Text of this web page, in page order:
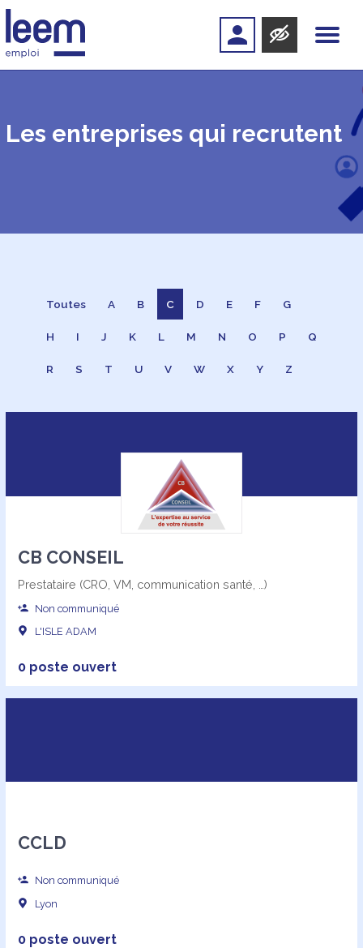
Les entreprises qui recrutent
Toutes A B C D E F G
H I J K L M N O P Q
R S T U V W X Y Z
CB CONSEIL
Prestataire (CRO, VM, communication santé, …)
Non communiqué
L'ISLE ADAM
0 poste ouvert
CCLD
Non communiqué
Lyon
0 poste ouvert